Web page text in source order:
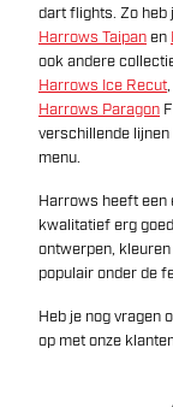
dart flights. Zo heb
Harrows Taipanen
ook andere
Harrows Ice Recut
Harrows Paragon
verschillende
menu.
Harrows heeft een
kwalitatief erg
ontwerpen,
populair onder de
Heb je nog vragen
op met onze